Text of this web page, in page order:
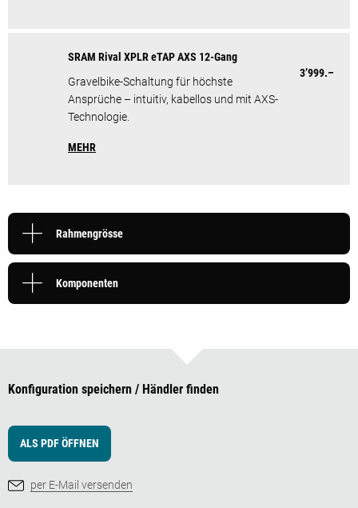
SRAM Rival XPLR eTAP AXS 12-Gang
Gravelbike-Schaltung für höchste
Ansprüche – intuitiv, kabellos und mit AXS-
Technologie.
MEHR
3’999.–
Rahmengrösse
Komponenten
Konfiguration speichern / Händler finden
ALS PDF ÖFFNEN
per E-Mail versenden